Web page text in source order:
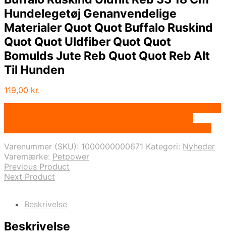
Hundelegetøj Genanvendelige
Materialer Quot Quot Buffalo Ruskind
Quot Quot Uldfiber Quot Quot
Bomulds Jute Reb Quot Quot Reb Alt
Til Hunden
119,00 kr.
Varenummer (SKU): 1000000000671 Kategori: Nyheder
Varemærke: Petpower
Previous Product
Next Product
Beskrivelse
Beskrivelse